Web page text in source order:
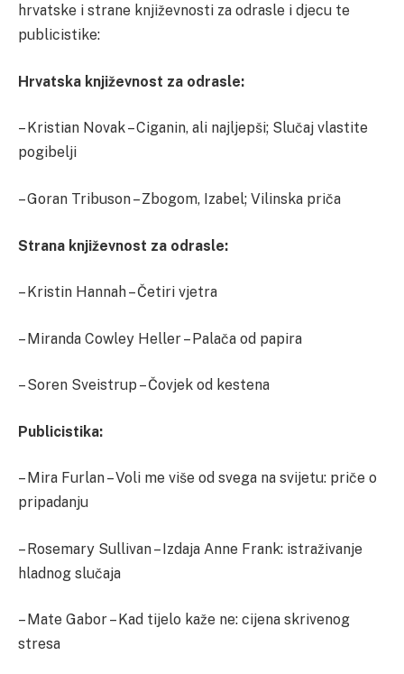
hrvatske i strane književnosti za odrasle i djecu te
publicistike:
Hrvatska književnost za odrasle:
– Kristian Novak – Ciganin, ali najljepši; Slučaj vlastite
pogibelji
– Goran Tribuson – Zbogom, Izabel; Vilinska priča
Strana književnost za odrasle:
– Kristin Hannah – Četiri vjetra
– Miranda Cowley Heller – Palača od papira
– Soren Sveistrup – Čovjek od kestena
Publicistika:
– Mira Furlan – Voli me više od svega na svijetu: priče o
pripadanju
– Rosemary Sullivan – Izdaja Anne Frank: istraživanje
hladnog slučaja
– Mate Gabor – Kad tijelo kaže ne: cijena skrivenog
stresa